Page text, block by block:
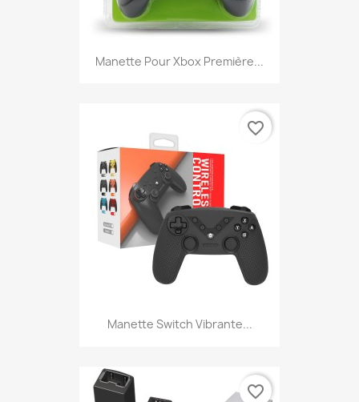
Manette Pour Xbox Première...
Manette Switch Vibrante...
favorite_border
favorite_border